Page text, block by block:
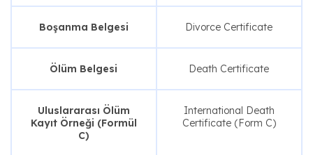
Boşanma Belgesi Divorce Certificate
Ölüm Belgesi Death Certificate
Uluslararası Ölüm
Kayıt Örneği (Formül
C)
International Death
Certificate (Form C)